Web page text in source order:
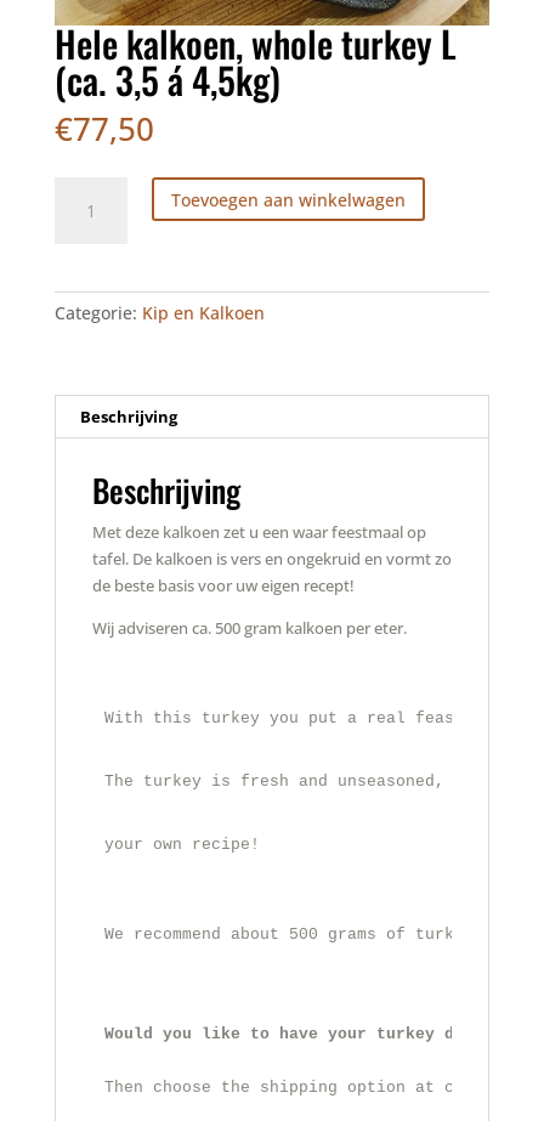
Hele kalkoen, whole turkey L
(ca. 3,5 á 4,5kg)
€77,50
kalkoen,
L
(ca.
Toevoegen aan winkelwagen
Categorie: Kip en Kalkoen
Beschrijving
Beschrijving
Met deze kalkoen zet u een waar feestmaal op
tafel. De kalkoen is vers en ongekruid en vormt zo
de beste basis voor uw eigen recept!
Wij adviseren ca. 500 gram kalkoen per eter.
With this turkey you put a real feast on
The turkey is fresh and unseasoned,
your own recipe!
We recommend about 500 grams of turkey per
Would you like to have your turkey delivered?
Then choose the shipping option at checkout.